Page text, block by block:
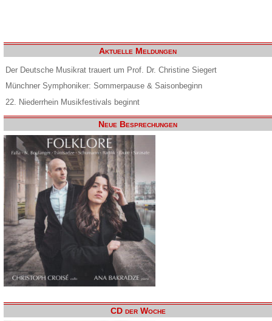
Aktuelle Meldungen
Der Deutsche Musikrat trauert um Prof. Dr. Christine Siegert
Münchner Symphoniker: Sommerpause & Saisonbeginn
22. Niederrhein Musikfestivals beginnt
Neue Besprechungen
CD der Woche